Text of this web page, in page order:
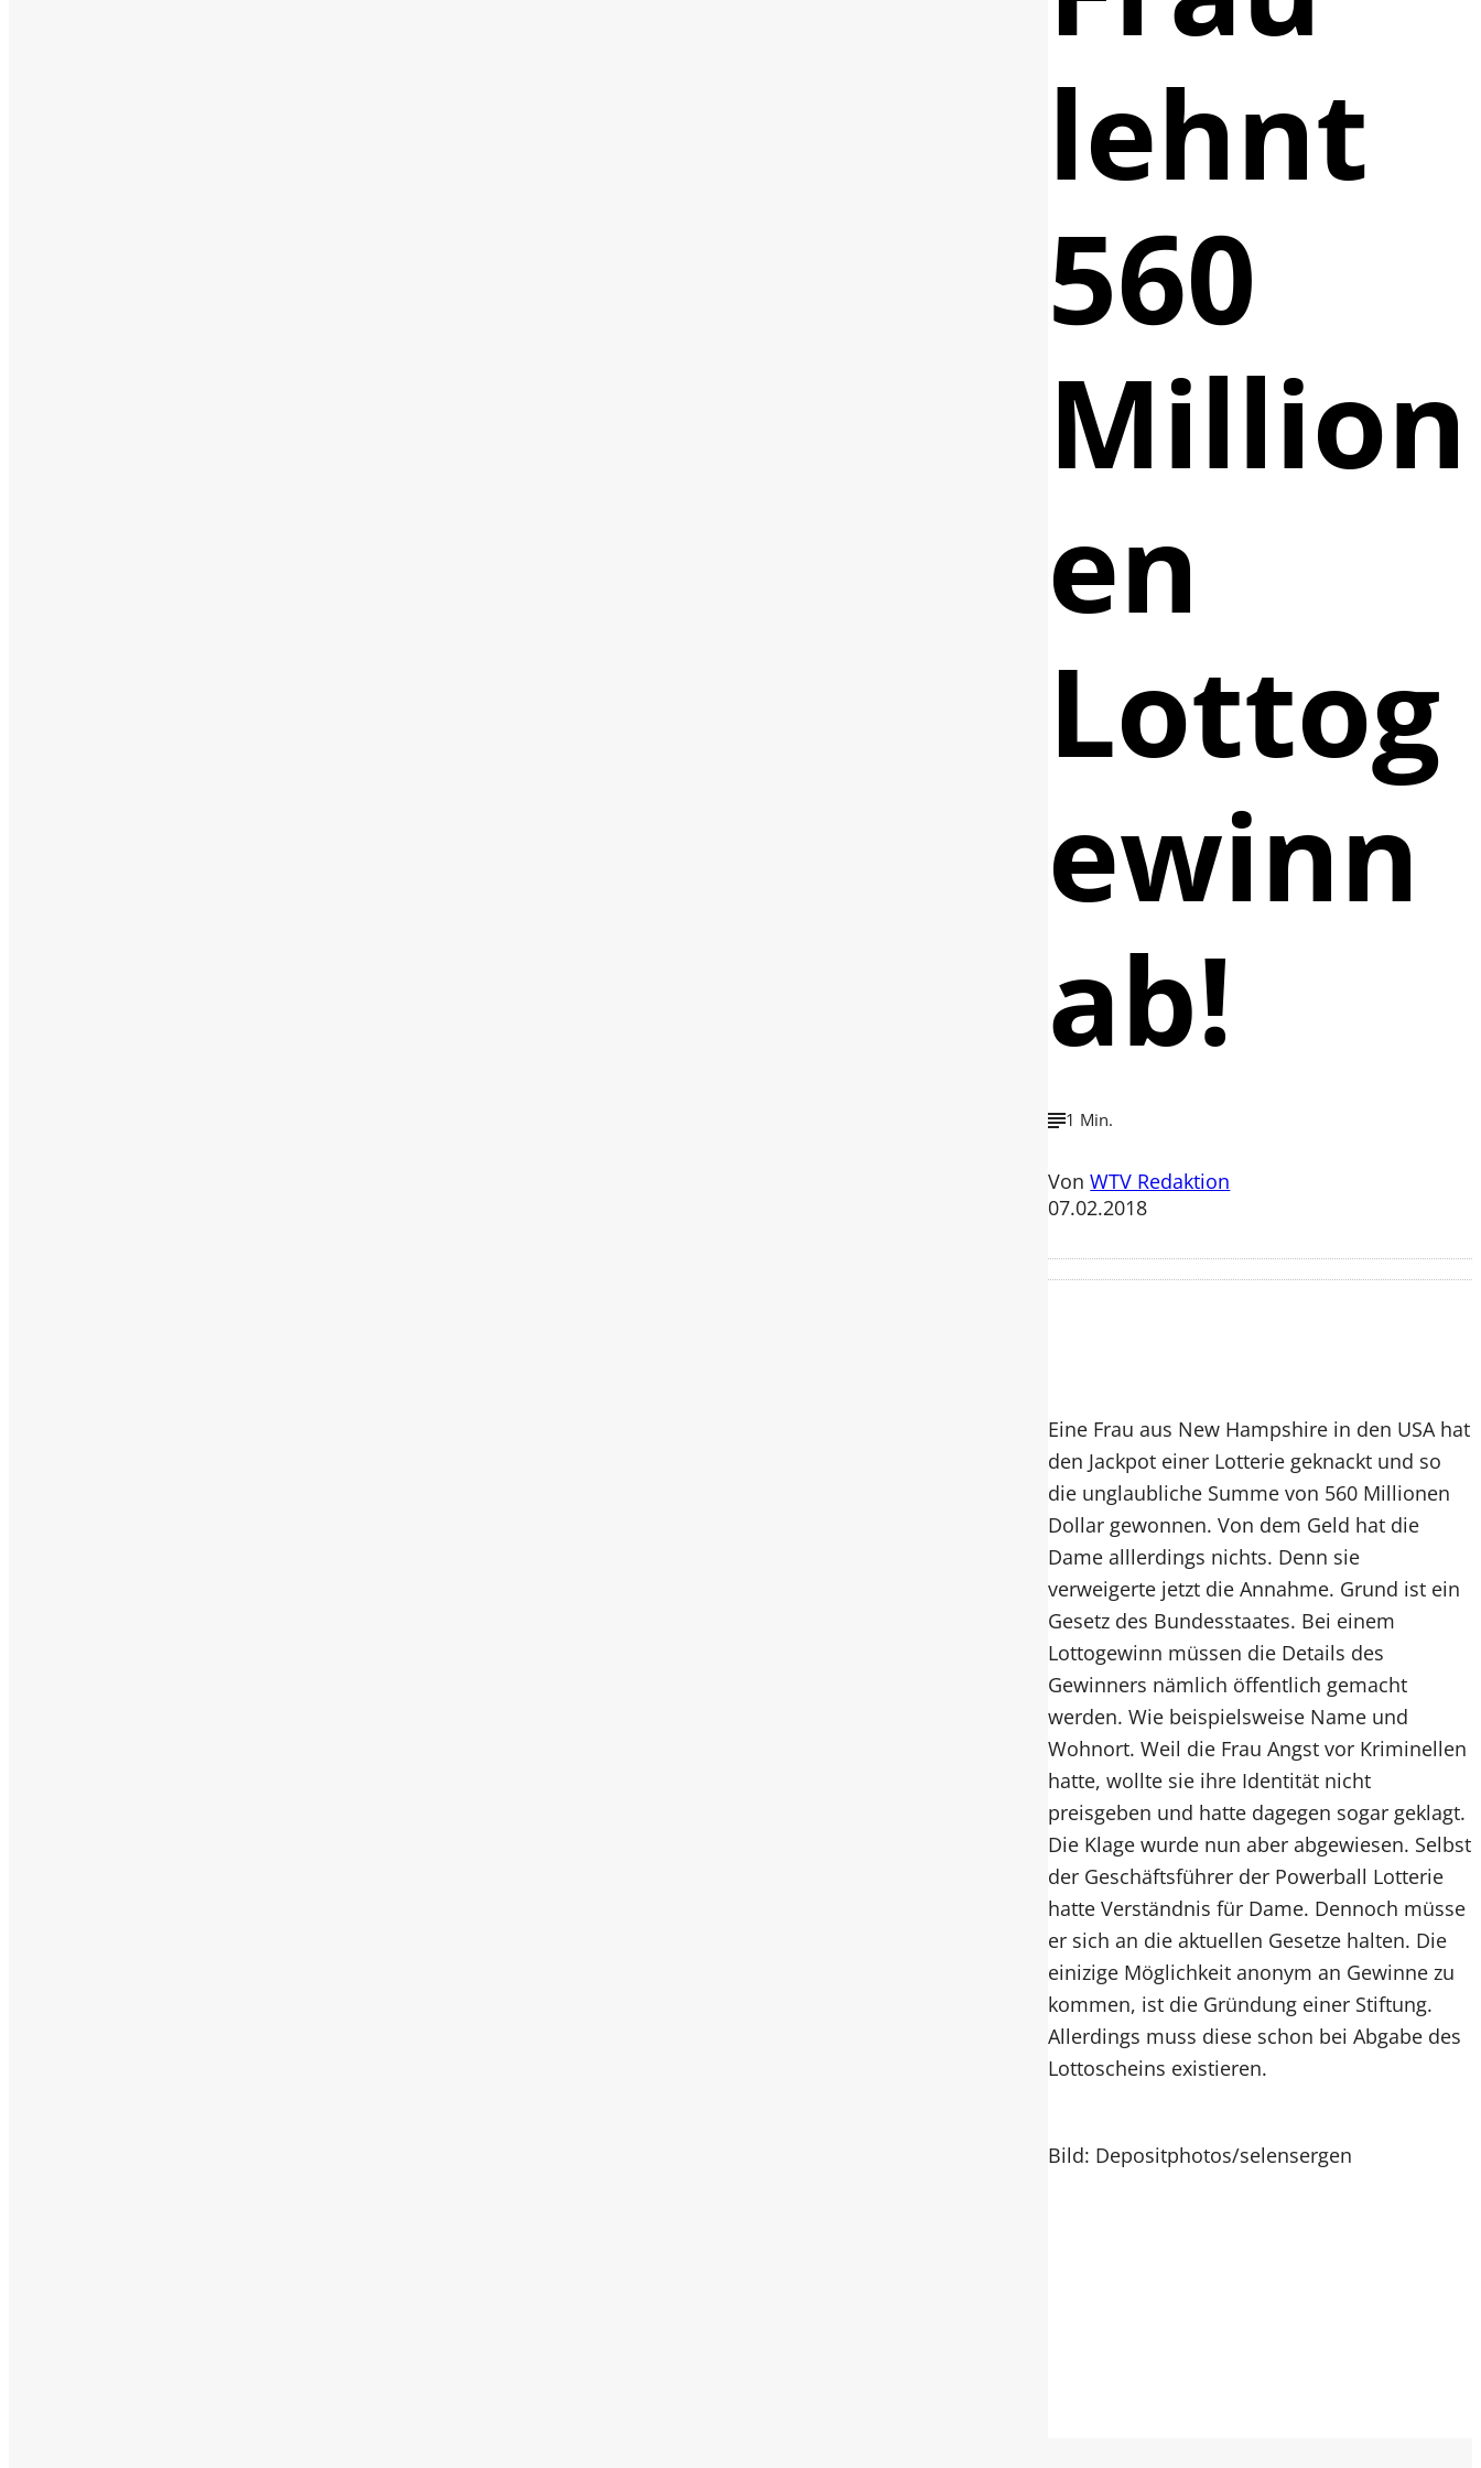
lehnt
560
Million
en
Lottog
ewinn
ab!
1 Min.
VonWTV Redaktion
07.02.2018
Eine Frau aus New Hampshire in den USA hat
den Jackpot einer Lotterie geknackt und so
die unglaubliche Summe von 560 Millionen
Dollar gewonnen. Von dem Geld hat die
Dame alllerdings nichts. Denn sie
verweigerte jetzt die Annahme. Grund ist ein
Gesetz des Bundesstaates. Bei einem
Lottogewinn müssen die Details des
Gewinners nämlich öffentlich gemacht
werden. Wie beispielsweise Name und
Wohnort. Weil die Frau Angst vor Kriminellen
hatte, wollte sie ihre Identität nicht
preisgeben und hatte dagegen sogar geklagt.
Die Klage wurde nun aber abgewiesen. Selbst
der Geschäftsführer der Powerball Lotterie
hatte Verständnis für Dame. Dennoch müsse
er sich an die aktuellen Gesetze halten. Die
einizige Möglichkeit anonym an Gewinne zu
kommen, ist die Gründung einer Stiftung.
Allerdings muss diese schon bei Abgabe des
Lottoscheins existieren.
Bild: Depositphotos/selensergen